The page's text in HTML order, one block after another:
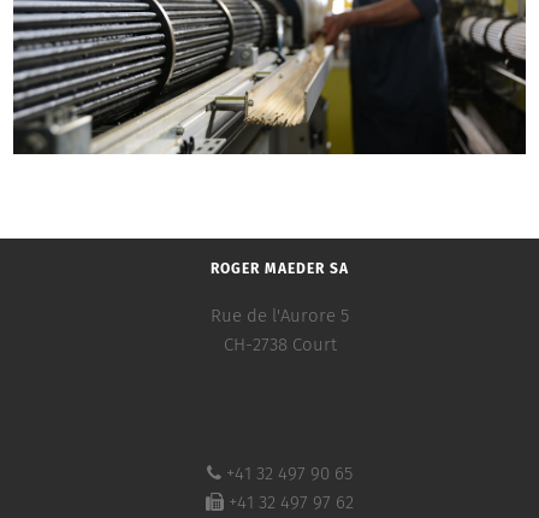
ROGER MAEDER SA
Rue de l'Aurore 5
CH-2738 Court
+41 32 497 90 65
+41 32 497 97 62